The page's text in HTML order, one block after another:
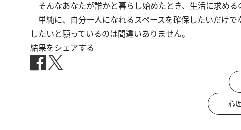
そんなあなたが誰かと暮らし始めたとき、生活に求める
単純に、自分一人になれるスペースを確保したいだけ
したいと願っているのは間違いありません。
結果をシェアする
心